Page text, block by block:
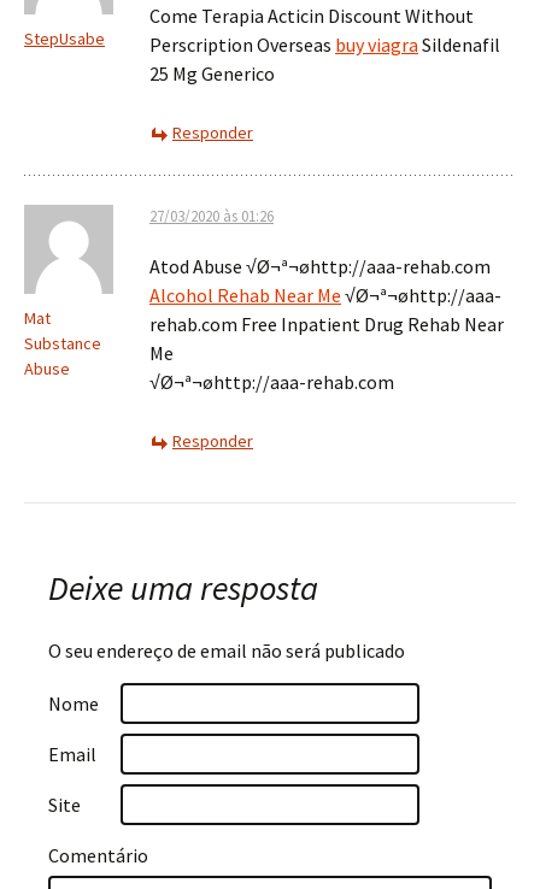
StepUsabe
Come Terapia Acticin Discount Without
Perscription Overseas buy viagra Sildenafil
25 Mg Generico
Responder
Mat
Substance
Abuse
27/03/2020 às 01:26
Atod Abuse √Ø¬ª¬øhttp://aaa-rehab.com
Alcohol Rehab Near Me √Ø¬ª¬øhttp://aaa-
rehab.com Free Inpatient Drug Rehab Near
Me
√Ø¬ª¬øhttp://aaa-rehab.com
Responder
Deixe uma resposta
O seu endereço de email não será publicado
Nome
Email
Site
Comentário